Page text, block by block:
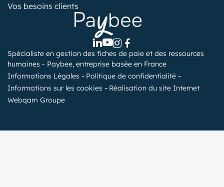
Vos besoins clients
Spécialiste en gestion des fiches de paie et des ressources
humaines - Paybee, entreprise basée en France
Informations Légales
Politique de confidentialité
Informations sur les cookies
Réalisation du site Internet
Webqam Groupe